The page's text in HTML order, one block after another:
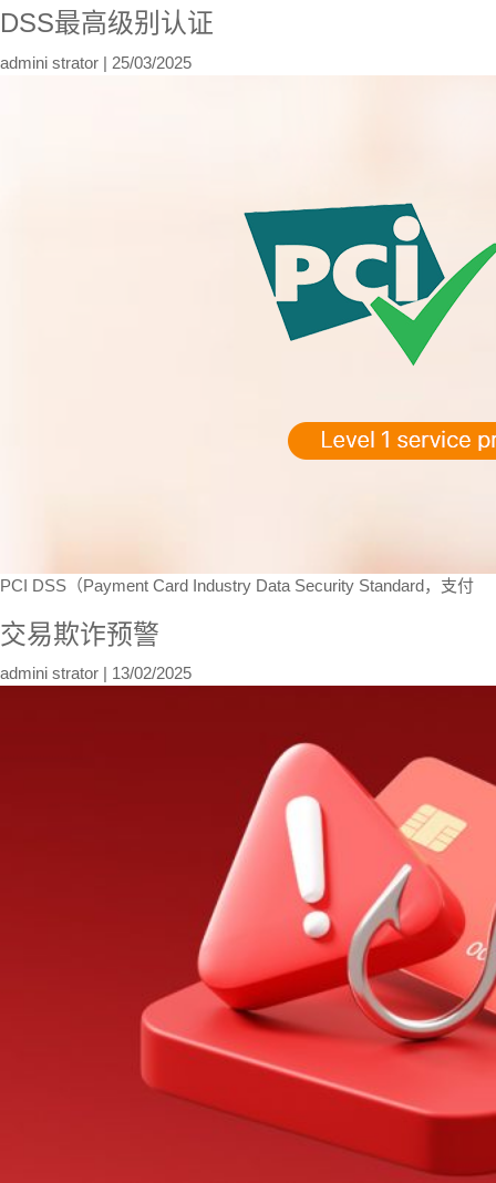
DSS最高级别认证
admini strator | 25/03/2025
PCI DSS（Payment Card Industry Data Security Standard，支付
交易欺诈预警
admini strator | 13/02/2025